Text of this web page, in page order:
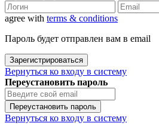
agree with terms & conditions
Пароль будет отправлен вам в email
Зарегистрироваться
Вернуться ко входу в систему
Переустановить пароль
Переустановить пароль
Вернуться ко входу в систему